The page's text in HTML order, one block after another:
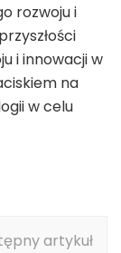
rozwoju i
i innowacji w
na
w celu
artykuł